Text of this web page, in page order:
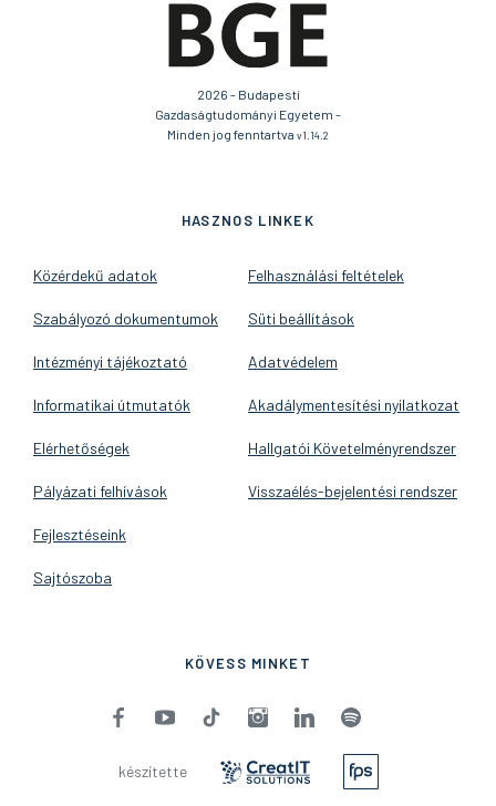
2026 - Budapesti
Gazdaságtudományi Egyetem -
Minden jog fenntartva v1.14.2
HASZNOS LINKEK
Közérdekű adatok
Szabályozó dokumentumok
Intézményi tájékoztató
Informatikai útmutatók
Elérhetőségek
Pályázati felhívások
Fejlesztéseink
Sajtószoba
Felhasználási feltételek
Süti beállítások
Adatvédelem
Akadálymentesítési nyilatkozat
Hallgatói Követelményrendszer
Visszaélés-bejelentési rendszer
KÖVESS MINKET
készítette